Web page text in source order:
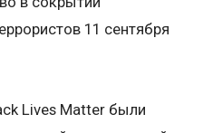
11 сентября
Lives Matter были